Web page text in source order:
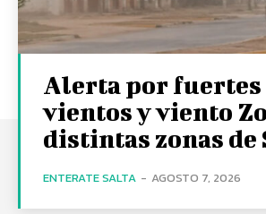
Alerta por fuertes
vientos y viento
distintas zonas de
ENTERATE SALTA - AGOSTO 7, 2026